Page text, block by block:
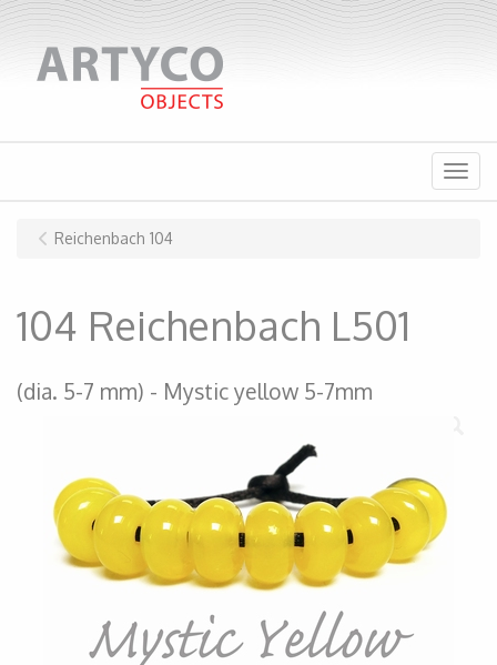
Menu
Reichenbach 104
104 Reichenbach L501
(dia. 5-7 mm) Mystic yellow 5-7mm